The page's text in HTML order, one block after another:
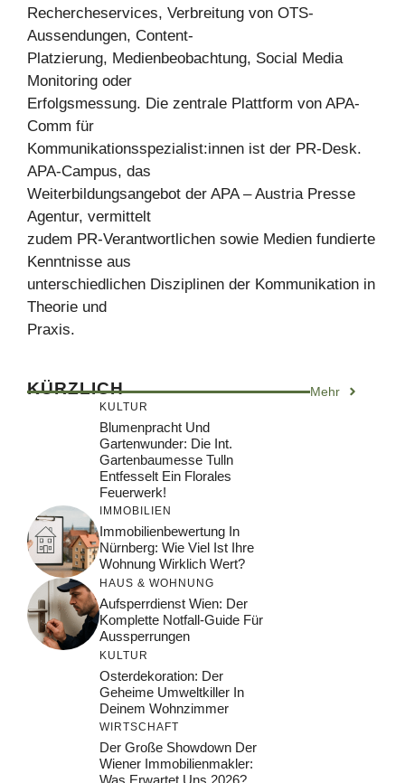
Rechercheservices, Verbreitung von OTS-
Aussendungen, Content-
Platzierung, Medienbeobachtung, Social Media
Monitoring oder
Erfolgsmessung. Die zentrale Plattform von APA-
Comm für
Kommunikationsspezialist:innen ist der PR-Desk.
APA-Campus, das
Weiterbildungsangebot der APA – Austria Presse
Agentur, vermittelt
zudem PR-Verantwortlichen sowie Medien fundierte
Kenntnisse aus
unterschiedlichen Disziplinen der Kommunikation in
Theorie und
Praxis.
KÜRZLICH Mehr
KULTUR
Blumenpracht Und
Gartenwunder: Die Int.
Gartenbaumesse Tulln
Entfesselt Ein Florales
Feuerwerk!
IMMOBILIEN
Immobilienbewertung In
Nürnberg: Wie Viel Ist Ihre
Wohnung Wirklich Wert?
HAUS & WOHNUNG
Aufsperrdienst Wien: Der
Komplette Notfall-Guide Für
Aussperrungen
KULTUR
Osterdekoration: Der
Geheime Umweltkiller In
Deinem Wohnzimmer
WIRTSCHAFT
Der Große Showdown Der
Wiener Immobilienmakler:
Was Erwartet Uns 2026?